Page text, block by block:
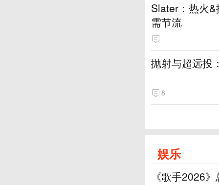
Slater：热火
需节流
抛射与超远投
8
娱乐
《歌手2026